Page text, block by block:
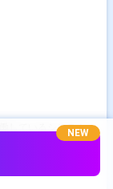
しているシステム
ドベンダーにおける
イレギュラー事象
。 またAnsibleを
す。
NEW